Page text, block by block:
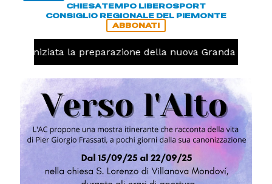
CHIESATEMPO LIBEROSPORT
CONSIGLIO REGIONALE DEL PIEMONTE
ABBONATI
iniziata la preparazione della nuova Granda Volley